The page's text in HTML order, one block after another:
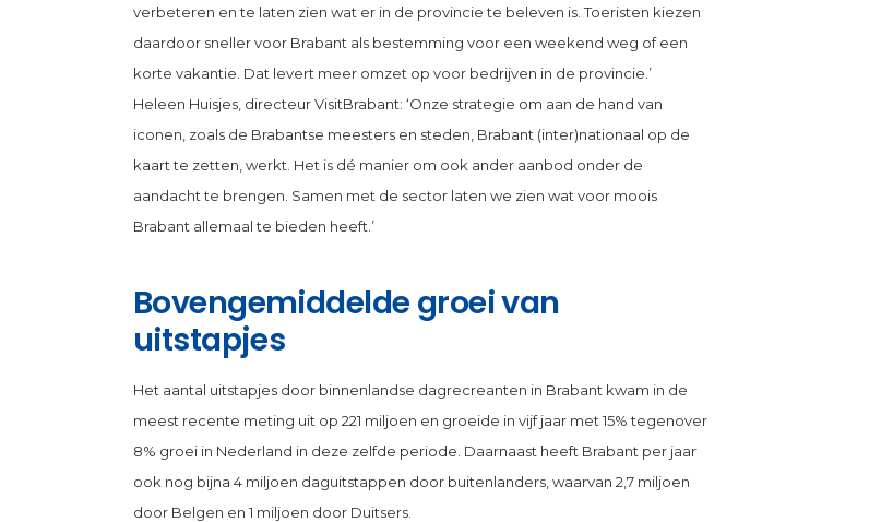
verbeteren en te laten zien wat er in de provincie te beleven is. Toeristen kiezen
daardoor sneller voor Brabant als bestemming voor een weekend weg of een
korte vakantie. Dat levert meer omzet op voor bedrijven in de provincie.’
Heleen Huisjes, directeur VisitBrabant: ‘Onze strategie om aan de hand van
iconen, zoals de Brabantse meesters en steden, Brabant (inter)nationaal op de
kaart te zetten, werkt. Het is dé manier om ook ander aanbod onder de
aandacht te brengen. Samen met de sector laten we zien wat voor moois
Brabant allemaal te bieden heeft.’
Bovengemiddelde groei van
uitstapjes
Het aantal uitstapjes door binnenlandse dagrecreanten in Brabant kwam in de
meest recente meting uit op 221 miljoen en groeide in vijf jaar met 15% tegenover
8% groei in Nederland in deze zelfde periode. Daarnaast heeft Brabant per jaar
ook nog bijna 4 miljoen daguitstappen door buitenlanders, waarvan 2,7 miljoen
door Belgen en 1 miljoen door Duitsers.